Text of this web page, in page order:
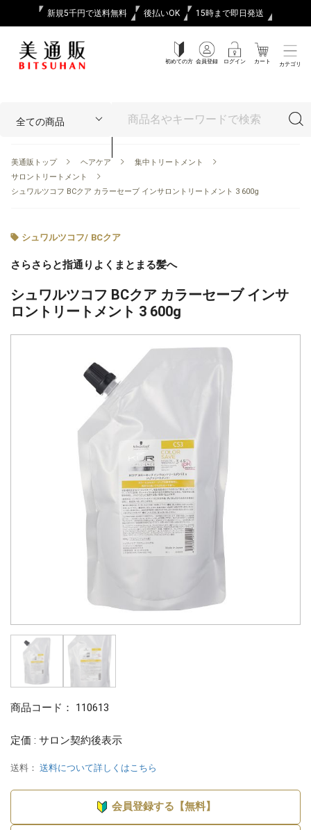
新規5千円で送料無料 後払いOK 15時まで即日発送
初めての方 会員登録 ログイン カート カテゴリ
美通販トップ ヘアケア
集中トリートメント
サロントリートメント
シュワルツコフ BCクア カラーセーブ インサロントリートメント 3 600g
シュワルツコフ/ BCクア
さらさらと指通りよくまとまる髪へ
シュワルツコフ BCクア カラーセーブ インサ
ロントリートメント 3 600g
商品コード： 110613
定価 : サロン契約後表示
送料： 送料について詳しくはこちら
会員登録する【無料】